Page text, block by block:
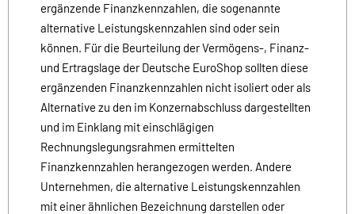
ergänzende Finanzkennzahlen, die sogenannte
alternative Leistungskennzahlen sind oder sein
können. Für die Beurteilung der Vermögens-, Finanz-
und Ertragslage der Deutsche EuroShop sollten diese
ergänzenden Finanzkennzahlen nicht isoliert oder als
Alternative zu den im Konzernabschluss dargestellten
und im Einklang mit einschlägigen
Rechnungslegungsrahmen ermittelten
Finanzkennzahlen herangezogen werden. Andere
Unternehmen, die alternative Leistungskennzahlen
mit einer ähnlichen Bezeichnung darstellen oder